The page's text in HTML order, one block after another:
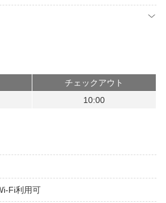
チェックアウト
10:00
Fi利用可